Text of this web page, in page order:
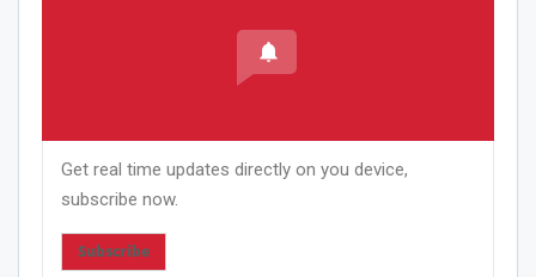
Get real time updates directly on you device,
subscribe now.
Subscribe